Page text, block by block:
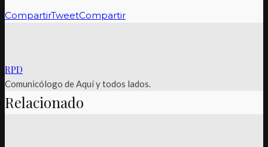
CompartirTweetCompartir
RPD
Comunicólogo de Aquí y todos lados.
Relacionado